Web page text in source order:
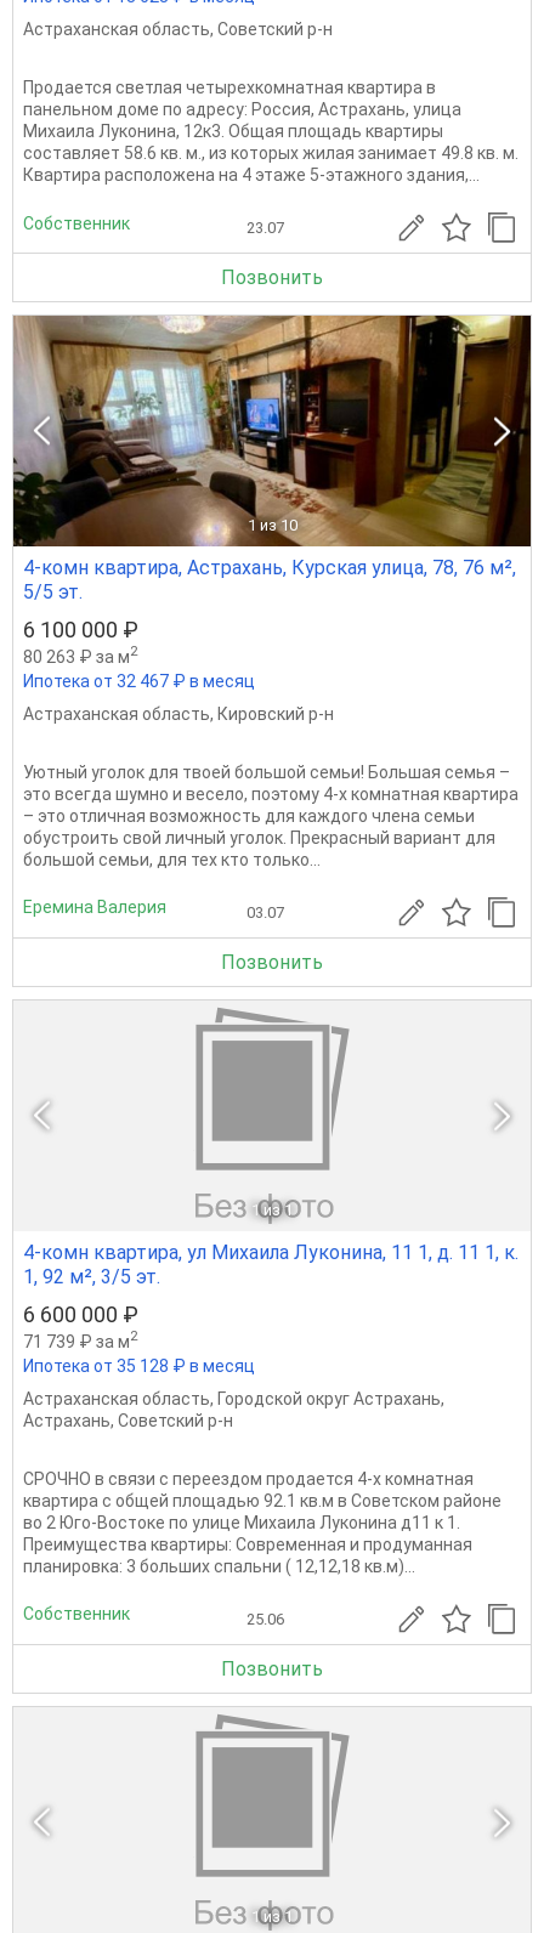
Астраханская область, Советский р-н
Продается светлая четырехкомнатная квартира в
панельном доме по адресу: Россия, Астрахань, улица
Михаила Луконина, 12к3. Общая площадь квартиры
составляет 58.6 кв. м., из которых жилая занимает 49.8 кв. м.
Квартира расположена на 4 этаже 5-этажного здания,...
Собственник 23.07
Позвонить
1 из 10
4-комн квартира, Астрахань, Курская улица, 78, 76 м²,
5/5 эт.
6 100 000 ₽
80 263 ₽ за м2
Ипотека от 32 467 ₽ в месяц
Астраханская область, Кировский р-н
Уютный уголок для твоей большой семьи! Большая семья –
это всегда шумно и весело, поэтому 4-х комнатная квартира
– это отличная возможность для каждого члена семьи
обустроить свой личный уголок. Прекрасный вариант для
большой семьи, для тех кто только...
Еремина Валерия 03.07
Позвонить
1 из 1
4-комн квартира, ул Михаила Луконина, 11 1, д. 11 1, к.
1, 92 м², 3/5 эт.
6 600 000 ₽
71 739 ₽ за м2
Ипотека от 35 128 ₽ в месяц
Астраханская область, Городской округ Астрахань,
Астрахань, Советский р-н
СРОЧНО в связи с переездом продается 4-х комнатная
квартира с общей площадью 92.1 кв.м в Советском районе
во 2 Юго-Востоке по улице Михаила Луконина д11 к 1.
Преимущества квартиры: Современная и продуманная
планировка: 3 больших спальни ( 12,12,18 кв.м)...
Собственник 25.06
Позвонить
1 из 1